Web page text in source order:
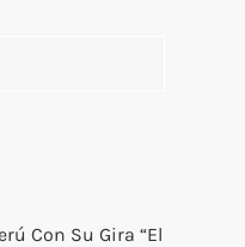
Con Su Gira “El